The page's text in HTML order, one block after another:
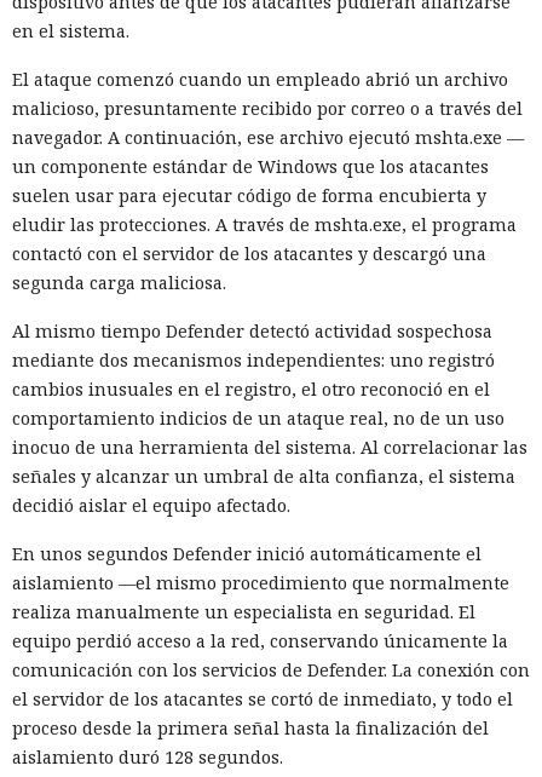
en el sistema.
El ataque comenzó cuando un empleado abrió un archivo
malicioso, presuntamente recibido por correo o a través del
navegador. A continuación, ese archivo ejecutó mshta.exe —
un componente estándar de Windows que los atacantes
suelen usar para ejecutar código de forma encubierta y
eludir las protecciones. A través de mshta.exe, el programa
contactó con el servidor de los atacantes y descargó una
segunda carga maliciosa.
Al mismo tiempo Defender detectó actividad sospechosa
mediante dos mecanismos independientes: uno registró
cambios inusuales en el registro, el otro reconoció en el
comportamiento indicios de un ataque real, no de un uso
inocuo de una herramienta del sistema. Al correlacionar las
señales y alcanzar un umbral de alta confianza, el sistema
decidió aislar el equipo afectado.
En unos segundos Defender inició automáticamente el
aislamiento —el mismo procedimiento que normalmente
realiza manualmente un especialista en seguridad. El
equipo perdió acceso a la red, conservando únicamente la
comunicación con los servicios de Defender. La conexión con
el servidor de los atacantes se cortó de inmediato, y todo el
proceso desde la primera señal hasta la finalización del
aislamiento duró 128 segundos.